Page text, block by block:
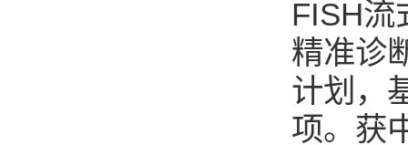
FISH流
精准诊
计划，
项。获